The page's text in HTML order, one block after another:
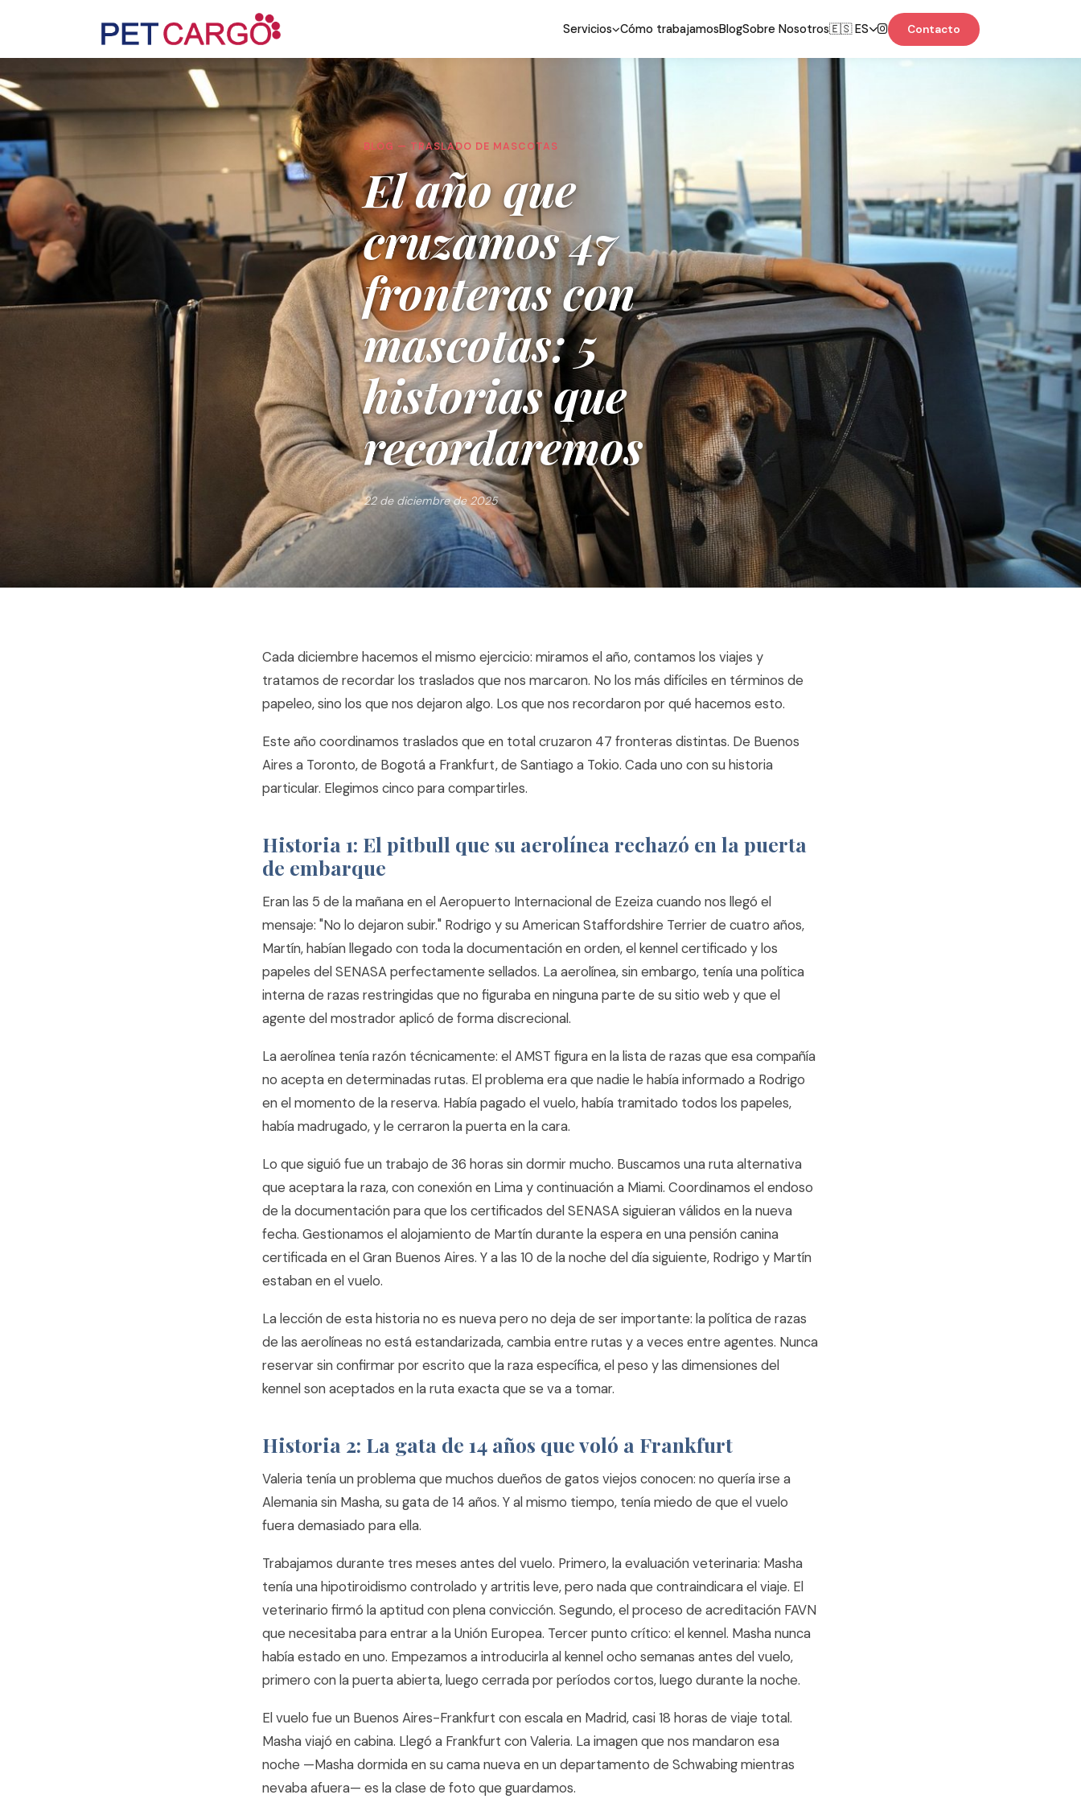
Servicios Cómo trabajamosBlogSobre Nosotros🇪🇸 ES Contacto
BLOG — TRASLADO DE MASCOTAS
El año que
cruzamos 47
fronteras con
mascotas: 5
historias que
recordaremos
22 de diciembre de 2025
Cada diciembre hacemos el mismo ejercicio: miramos el año, contamos los viajes y
tratamos de recordar los traslados que nos marcaron. No los más difíciles en términos de
papeleo, sino los que nos dejaron algo. Los que nos recordaron por qué hacemos esto.
Este año coordinamos traslados que en total cruzaron 47 fronteras distintas. De Buenos
Aires a Toronto, de Bogotá a Frankfurt, de Santiago a Tokio. Cada uno con su historia
particular. Elegimos cinco para compartirles.
Historia 1: El pitbull que su aerolínea rechazó en la puerta
de embarque
Eran las 5 de la mañana en el Aeropuerto Internacional de Ezeiza cuando nos llegó el
mensaje: "No lo dejaron subir." Rodrigo y su American Staffordshire Terrier de cuatro años,
Martín, habían llegado con toda la documentación en orden, el kennel certificado y los
papeles del SENASA perfectamente sellados. La aerolínea, sin embargo, tenía una política
interna de razas restringidas que no figuraba en ninguna parte de su sitio web y que el
agente del mostrador aplicó de forma discrecional.
La aerolínea tenía razón técnicamente: el AMST figura en la lista de razas que esa compañía
no acepta en determinadas rutas. El problema era que nadie le había informado a Rodrigo
en el momento de la reserva. Había pagado el vuelo, había tramitado todos los papeles,
había madrugado, y le cerraron la puerta en la cara.
Lo que siguió fue un trabajo de 36 horas sin dormir mucho. Buscamos una ruta alternativa
que aceptara la raza, con conexión en Lima y continuación a Miami. Coordinamos el endoso
de la documentación para que los certificados del SENASA siguieran válidos en la nueva
fecha. Gestionamos el alojamiento de Martín durante la espera en una pensión canina
certificada en el Gran Buenos Aires. Y a las 10 de la noche del día siguiente, Rodrigo y Martín
estaban en el vuelo.
La lección de esta historia no es nueva pero no deja de ser importante: la política de razas
de las aerolíneas no está estandarizada, cambia entre rutas y a veces entre agentes. Nunca
reservar sin confirmar por escrito que la raza específica, el peso y las dimensiones del
kennel son aceptados en la ruta exacta que se va a tomar.
Historia 2: La gata de 14 años que voló a Frankfurt
Valeria tenía un problema que muchos dueños de gatos viejos conocen: no quería irse a
Alemania sin Masha, su gata de 14 años. Y al mismo tiempo, tenía miedo de que el vuelo
fuera demasiado para ella.
Trabajamos durante tres meses antes del vuelo. Primero, la evaluación veterinaria: Masha
tenía una hipotiroidismo controlado y artritis leve, pero nada que contraindicara el viaje. El
veterinario firmó la aptitud con plena convicción. Segundo, el proceso de acreditación FAVN
que necesitaba para entrar a la Unión Europea. Tercer punto crítico: el kennel. Masha nunca
había estado en uno. Empezamos a introducirla al kennel ocho semanas antes del vuelo,
primero con la puerta abierta, luego cerrada por períodos cortos, luego durante la noche.
El vuelo fue un Buenos Aires-Frankfurt con escala en Madrid, casi 18 horas de viaje total.
Masha viajó en cabina. Llegó a Frankfurt con Valeria. La imagen que nos mandaron esa
noche —Masha dormida en su cama nueva en un departamento de Schwabing mientras
nevaba afuera— es la clase de foto que guardamos.